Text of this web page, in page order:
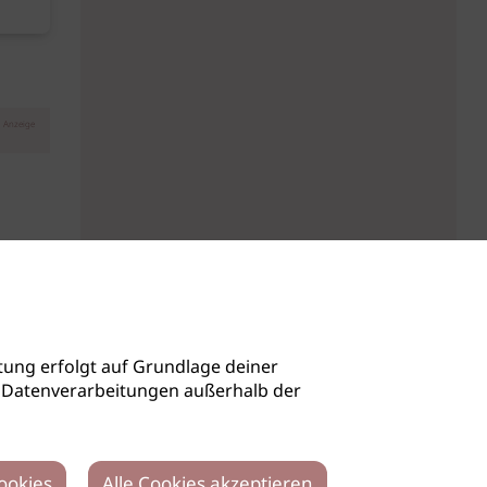
Anzeige
erfolgt auf Grundlage deiner
Datenverarbeitungen außerhalb der